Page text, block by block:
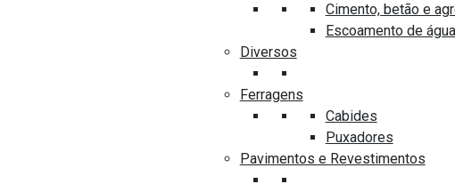
Cimento, betão e
Escoamento de água
Diversos
Ferragens
Cabides
Puxadores
Pavimentos e Revestimentos
Contactos
+351 296 960 200
costapereira@costapereira.pt